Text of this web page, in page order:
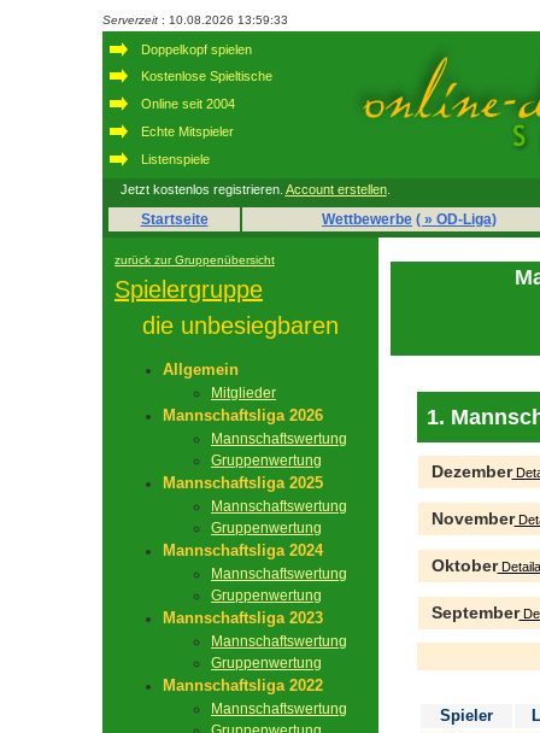
Serverzeit : 10.08.2026 13:59:33
Doppelkopf spielen
Kostenlose Spieltische
Online seit 2004
Echte Mitspieler
Listenspiele
Jetzt kostenlos registrieren. Account erstellen.
Startseite Wettbewerbe ( » OD-Liga)
zurück zur Gruppenübersicht
Spielergruppe
die unbesiegbaren
Allgemein
Mitglieder
Mannschaftsliga 2026
Mannschaftswertung
Gruppenwertung
Mannschaftsliga 2025
Mannschaftswertung
Gruppenwertung
Mannschaftsliga 2024
Mannschaftswertung
Gruppenwertung
Mannschaftsliga 2023
Mannschaftswertung
Gruppenwertung
Mannschaftsliga 2022
Mannschaftswertung
1.
Dezember
November
Oktober
September
Spieler